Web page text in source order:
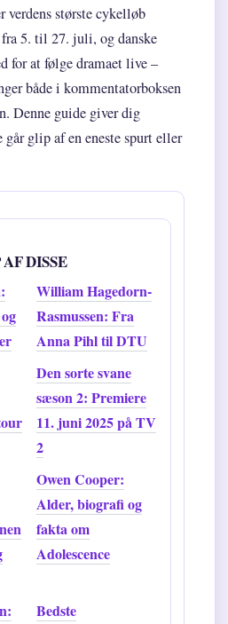
verdens største cykelløb
5. til 27. juli, og danske
for at følge dramaet live –
både i kommentatorboksen
Denne guide giver dig
glip af en eneste spurt eller
DISSE
William Hagedorn-
Rasmussen: Fra
Anna Pihl til DTU
Den sorte svane
sæson 2: Premiere
11. juni 2025 på TV
2
Owen Cooper:
Alder, biografi og
fakta om
Adolescence
Bedste